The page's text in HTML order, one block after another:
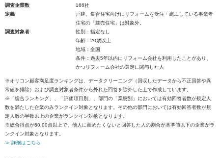
調査企業数
166社
定義
戸建、集合住宅向けにリフォームを受注・施工している事業者
住宅の「建売住宅」は対象外。
調査対象者
性別：指定なし
年齢：20歳以上
地域：全国
条件：過去5年以内にリフォーム会社を利用したことがあり、
かつリフォーム会社の選定に関与した人
※オリコン顧客満足度ランキングは、データクリーニング（回収したデータから不正回答や異
常値を排除）および調査対象者条件から外れた回答を除外した上で作成しています。
※「総合ランキング」、「評価項目別」、部門の「業態別」においては有効回答者数が規定人
数を満たした企業のみランクイン対象となります。その他の部門においては有効回答者数が規
定人数の半数以上の企業がランクイン対象となります。
※総合得点が60.00点以上で、他人に薦めたくないと回答した人の割合が基準値以下の企業がラ
ンクイン対象となります。
≫ 詳細はこちら